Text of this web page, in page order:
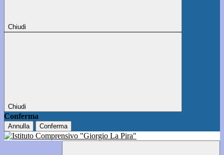
Chiudi
Chiudi
Conferma
Annulla Conferma